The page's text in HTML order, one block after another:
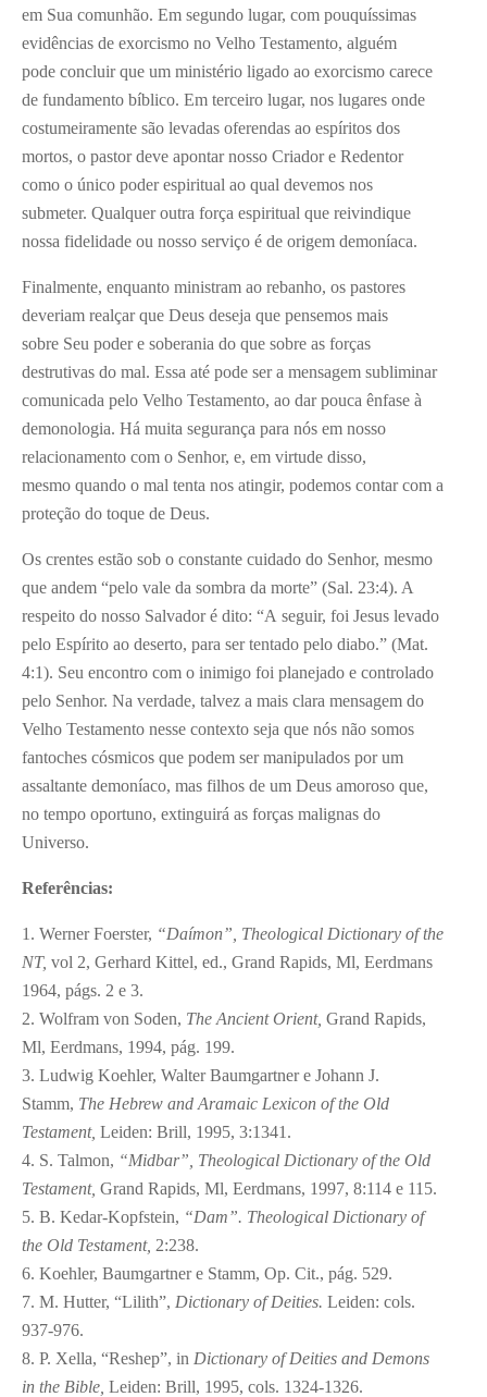
em Sua comunhão. Em segundo lugar, com pouquíssimas
evidências de exorcismo no Velho Testamento, alguém
pode concluir que um ministério ligado ao exorcismo carece
de fundamento bíblico. Em terceiro lugar, nos lugares onde
costumeiramente são levadas oferendas ao espíritos dos
mortos, o pastor deve apontar nosso Criador e Redentor
como o único poder espiritual ao qual devemos nos
submeter. Qualquer outra força espiritual que reivindique
nossa fidelidade ou nosso serviço é de origem demoníaca.
Finalmente, enquanto ministram ao rebanho, os pastores
deveriam realçar que Deus deseja que pensemos mais
sobre Seu poder e soberania do que sobre as forças
destrutivas do mal. Essa até pode ser a mensagem subliminar
comunicada pelo Velho Testamento, ao dar pouca ênfase à
demonologia. Há muita segurança para nós em nosso
relacionamento com o Senhor, e, em virtude disso,
mesmo quando o mal tenta nos atingir, podemos contar com a
proteção do toque de Deus.
Os crentes estão sob o constante cuidado do Senhor, mesmo
que andem “pelo vale da sombra da morte” (Sal. 23:4). A
respeito do nosso Salvador é dito: “A seguir, foi Jesus levado
pelo Espírito ao deserto, para ser tentado pelo diabo.” (Mat.
4:1). Seu encontro com o inimigo foi planejado e controlado
pelo Senhor. Na verdade, talvez a mais clara mensagem do
Velho Testamento nesse contexto seja que nós não somos
fantoches cósmicos que podem ser manipulados por um
assaltante demoníaco, mas filhos de um Deus amoroso que,
no tempo oportuno, extinguirá as forças malignas do
Universo.
Referências:
1. Werner Foerster, “Daímon”, Theological Dictionary of the
NT, vol 2, Gerhard Kittel, ed., Grand Rapids, Ml, Eerdmans
1964, págs. 2 e 3.
2. Wolfram von Soden, The Ancient Orient, Grand Rapids,
Ml, Eerdmans, 1994, pág. 199.
3. Ludwig Koehler, Walter Baumgartner e Johann J.
Stamm, The Hebrew and Aramaic Lexicon of the Old
Testament, Leiden: Brill, 1995, 3:1341.
4. S. Talmon, “Midbar”, Theological Dictionary of the Old
Testament, Grand Rapids, Ml, Eerdmans, 1997, 8:114 e 115.
5. B. Kedar-Kopfstein, “Dam”. Theological Dictionary of
the Old Testament, 2:238.
6. Koehler, Baumgartner e Stamm, Op. Cit., pág. 529.
7. M. Hutter, “Lilith”, Dictionary of Deities. Leiden: cols.
937-976.
8. P. Xella, “Reshep”, in Dictionary of Deities and Demons
in the Bible, Leiden: Brill, 1995, cols. 1324-1326.